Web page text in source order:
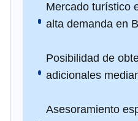
Mercado turístico
alta demanda en
Posibilidad de
adicionales
Asesoramiento